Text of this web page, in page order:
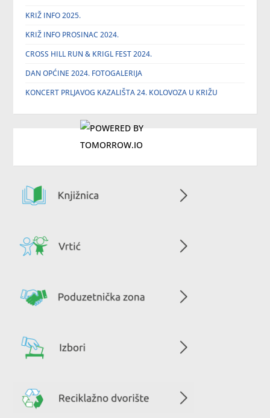
KRIŽ INFO 2025.
KRIŽ INFO PROSINAC 2024.
CROSS HILL RUN & KRIGL FEST 2024.
DAN OPĆINE 2024. FOTOGALERIJA
KONCERT PRLJAVOG KAZALIŠTA 24. KOLOVOZA U KRIŽU